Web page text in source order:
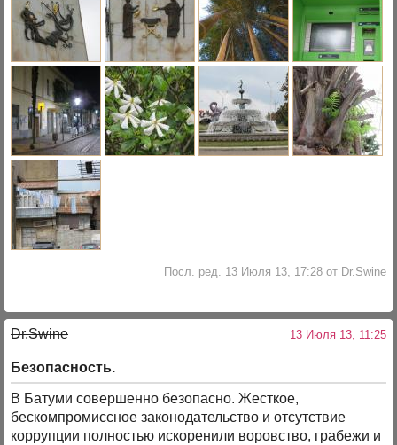
Посл. ред. 13 Июля 13, 17:28 от Dr.Swine
Dr.Swine 13 Июля 13, 11:25
Безопасность.
В Батуми совершенно безопасно. Жесткое,
бескомпромиссное законодательство и отсутствие
коррупции полностью искоренили воровство, грабежи и